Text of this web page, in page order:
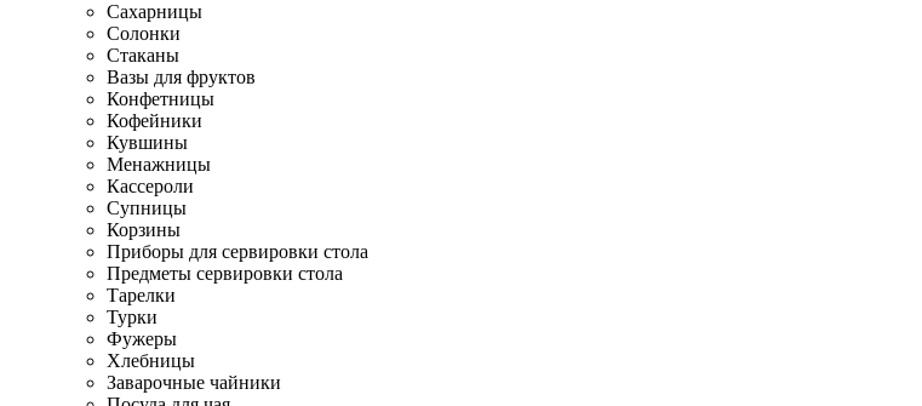
Сахарницы
Солонки
Стаканы
Вазы для фруктов
Конфетницы
Кофейники
Кувшины
Менажницы
Кассероли
Супницы
Корзины
Приборы для сервировки стола
Предметы сервировки стола
Тарелки
Турки
Фужеры
Хлебницы
Заварочные чайники